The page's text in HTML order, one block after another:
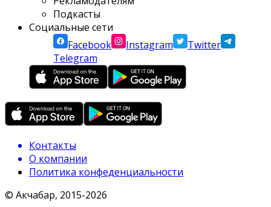
Подкасты
Социальные сети
Facebook
Instagram
Twitter
Telegram
Контакты
О компании
Политика конфеденциальности
© Акчабар, 2015-2026